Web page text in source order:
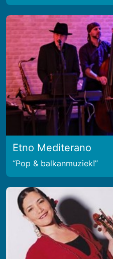
Etno Mediterano
Pop & balkanmuziek!